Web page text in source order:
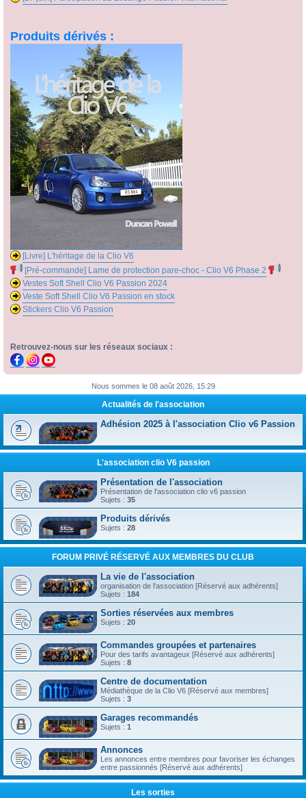
Produits dérivés :
[Livre] L'héritage de la Clio V6
[Pré-commande] Lame de protection pare-choc - Clio V6 Phase 2
Vestes Soft Shell Clio V6 Passion 2024
Veste Soft Shell Clio V6 Passion en stock
Stickers Clio V6 Passion
Retrouvez-nous sur les réseaux sociaux :
Nous sommes le 08 août 2026, 15:29
Actualités de l'association
Adhésion 2025 à l'association Clio v6 Passion
L'association clio V6 passion
Présentation de l'association
Présentation de l'association clio v6 passion
Sujets : 35
Produits dérivés
Sujets : 28
FORUM PRIVÉ RÉSERVÉ AUX MEMBRES DU CLUB
La vie de l'association
organisation de l'association [Réservé aux adhérents]
Sujets : 184
Sorties réservées aux membres
Sujets : 20
Commandes groupées et partenaires
Pour des tarifs avantageux [Réservé aux adhérents]
Sujets : 8
Centre de documentation
Médiathèque de la Clio V6 [Réservé aux membres]
Sujets : 3
Garages recommandés
Sujets : 1
Annonces
Les annonces entre membres pour favoriser les échanges
entre passionnés [Réservé aux adhérents]
Les sorties